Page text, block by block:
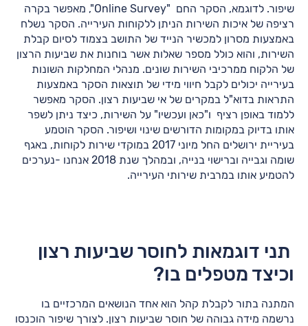
שיפור. לדוגמא, הסקר החם "Online Survey", מאפשר בקרה
רציפה של איכות השירות הניתן ללקוחות העירייה. הסקר נשלח
באמצעות מסרון למכשיר הנייד של התושב בצמוד לסיום קבלת
השירות, והוא כולל מספר שאלות אשר בוחנות את שביעות הרצון
של הלקוח ממרכיבי השירות שונים. מנהלי המחלקות השונות
בעירייה יכולים לקבל חיווי מידי של תוצאות הסקר באמצעות
התראות בדוא"ל במקרים של אי שביעות רצון. הסקר מאפשר
ללמוד באופן רציף ו"כאן ועכשיו" על השירות, כיצד ניתן לשפר
אותו בדיוק במקומות הדורשים שינוי ושיפור. הסקר הוטמע
בעיריית ירושלים החל מיוני 2017 במוקדי שירות לקוחות, באגף
שומה וגבייה וברישוי בנייה, ובמהלך שנת 2018 אנחנו -נערכים
להטמיע אותו במרבית שירותי העירייה.
תני דוגמאות לחוסר שביעות רצון
וכיצד מטפלים בו?
המתנה בתור לקבלת קהל הוא אחד הנושאים המרכזיים בו
נרשמה מידה גבוהה של חוסר שביעות רצון. לצורך שיפור הוכנסו